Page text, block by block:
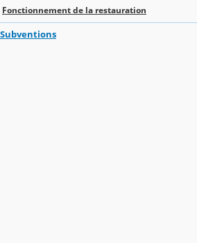
Fonctionnement de la restauration
Subventions